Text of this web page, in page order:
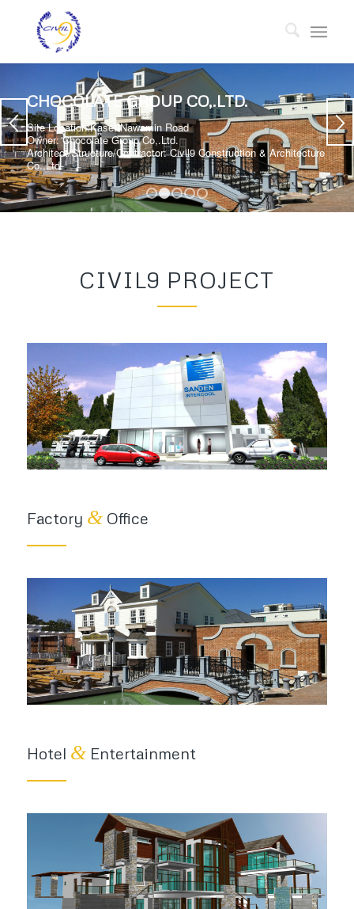
CHOCOLATE GROUP CO,.LTD.
Site Location:Kaset-Nawamin Road
Owner: Chocolate Group Co,.Ltd.
Architect/Structure/Contractor: Civil9 Construction & Architecture
Co.,Ltd.
1 2 3 4 5
CIVIL9 PROJECT
Factory &Office
Hotel &Entertainment